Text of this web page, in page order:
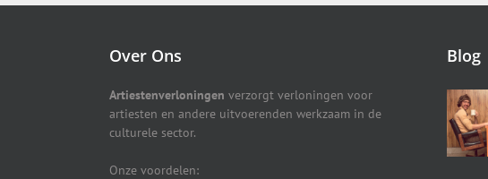
Over Ons
Artiestenverloningen verzorgt verloningen voor
artiesten en andere uitvoerenden werkzaam in de
culturele sector.
Onze voordelen:
Blog